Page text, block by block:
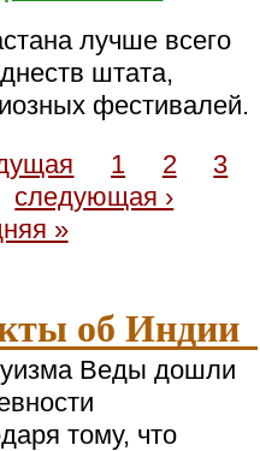
лучше всего
штата,
фестивалей.
1 2
3
следующая ›
»
об Индии
Веды дошли
тому, что